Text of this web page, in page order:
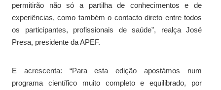
permitirão não só a partilha de conhecimentos e de
experiências, como também o contacto direto entre todos
os participantes, profissionais de saúde”, realça José
Presa, presidente da APEF.
E acrescenta: “Para esta edição apostámos num
programa científico muito completo e equilibrado, por